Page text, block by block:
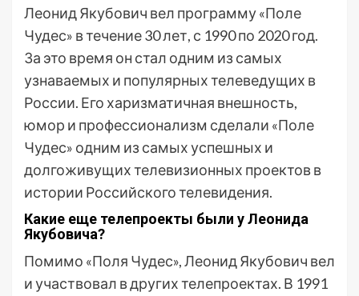
Леонид Якубович вел программу «Поле
Чудес» в течение 30 лет, с 1990 по 2020 год.
За это время он стал одним из самых
узнаваемых и популярных телеведущих в
России. Его харизматичная внешность,
юмор и профессионализм сделали «Поле
Чудес» одним из самых успешных и
долгоживущих телевизионных проектов в
истории Российского телевидения.
Какие еще телепроекты были у Леонида
Якубовича?
Помимо «Поля Чудес», Леонид Якубович вел
и участвовал в других телепроектах. В 1991